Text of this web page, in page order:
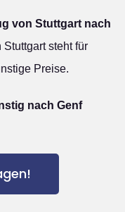
von Stuttgart nach
steht für
Preise.
nach Genf